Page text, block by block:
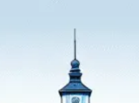
Navigație Dacia Logan 1 (2004–2012)
Navigație Dacia Logan 3 (2020–Prezent)
Navigatie Duster 2011
Navigatie Duster 2019
Navigatie Audi A3 8p